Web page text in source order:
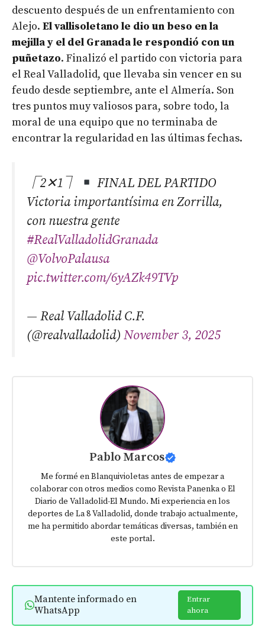
descuento después de un enfrentamiento con
Alejo. El vallisoletano le dio un beso en la
mejilla y el del Granada le respondió con un
puñetazo. Finalizó el partido con victoria para
el Real Valladolid, que llevaba sin vencer en su
feudo desde septiembre, ante el Almería. Son
tres puntos muy valiosos para, sobre todo, la
moral de una equipo que no terminaba de
encontrar la regularidad en las últimas fechas.
⎾2✕1⏋
FINAL DEL PARTIDO
Victoria importantísima en Zorrilla,
con nuestra gente
#RealValladolidGranada
@VolvoPalausa
pic.twitter.com/6yAZk49TVp
— Real Valladolid C.F.
(@realvalladolid) November 3, 2025
Pablo Marcos
Me formé en Blanquivioletas antes de empezar a
colaborar con otros medios como Revista Panenka o El
Diario de Valladolid-El Mundo. Mi experiencia en los
deportes de La 8 Valladolid, donde trabajo actualmente,
me ha permitido abordar temáticas diversas, también en
este portal.
Mantente informado en
WhatsApp
Entrar
ahora